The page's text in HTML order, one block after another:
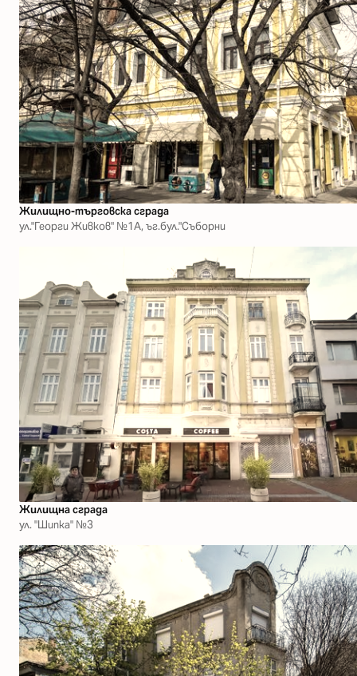
Жилищно-търговска сграда
ул."Георги Живков" №1А, ъг.бул."Съборни
Жилищна сграда
ул. "Шипка" №3